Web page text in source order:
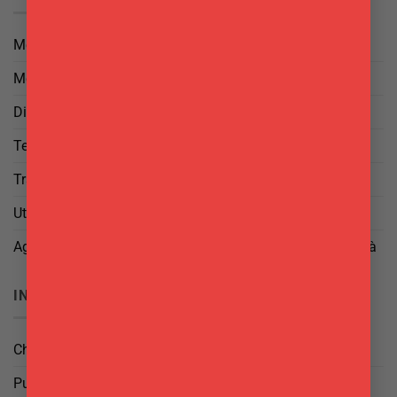
Metodi di Pagamento
Metodi di Spedizione
Diritto di Reso
Termini e Condizioni
Trattamento dei Dati
Utilizzo di cookies
Aggiorna le tue preferenze di tracciamento della pubblicità
INFO
Chi Siamo
Punti Vendita